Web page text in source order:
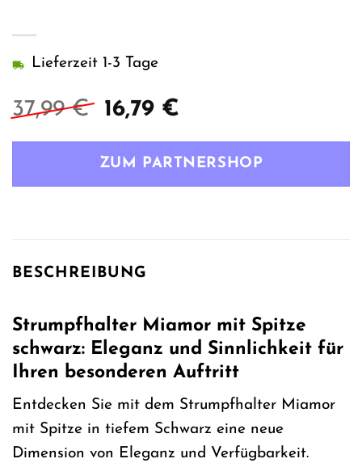
37,99€
Ursprünglicher
war:
16,79 €Aktueller
ist:
Lieferzeit 1-3 Tage
ZUM PARTNERSHOP
BESCHREIBUNG
Strumpfhalter Miamor mit Spitze
schwarz: Eleganz und Sinnlichkeit für
Ihren besonderen Auftritt
Entdecken Sie mit dem Strumpfhalter Miamor
mit Spitze in tiefem Schwarz eine neue
Dimension von Eleganz und Verfügbarkeit.